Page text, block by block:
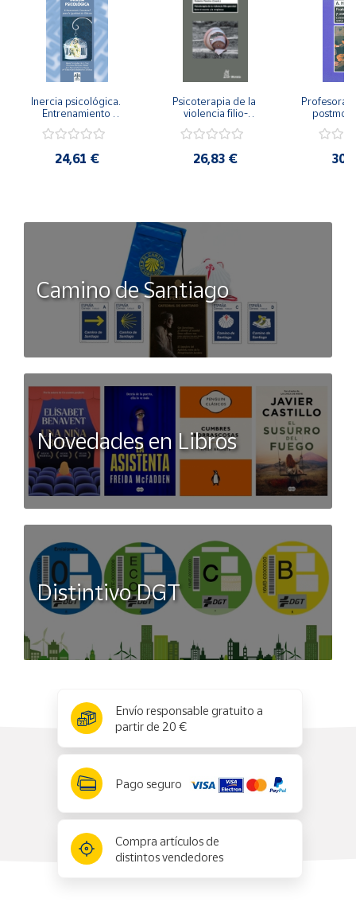
Inercia psicológica.
Entrenamiento
Igualdad de Género.
24,61 €
Psicoterapia de la
violencia filio-
secreto y la
26,83 €
Camino de Santiago
Novedades en Libros
Distintivo DGT
Envío responsable gratuito a
partir de 20 €
Pago seguro
Compra artículos de
distintos vendedores